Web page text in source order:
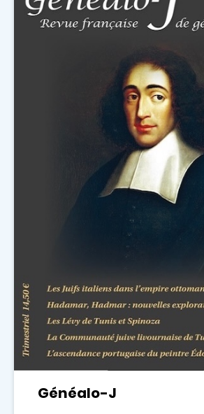
Généalo-J